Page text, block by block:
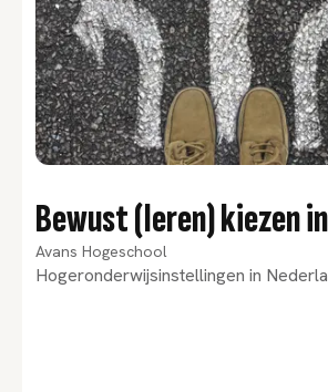
Bewust (leren) kiezen
Avans Hogeschool
Hogeronderwijsinstellingen in